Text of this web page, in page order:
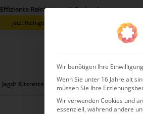
Effiziente Reinigung mit System!
jetzt Reinigungsdrohne anfragen!
Jagd/ Kitzretter Sets Vermessung &
Wir benötigen Ihre
Wenn Sie unter 16 Jahre alt
müssen Sie Ihre
Wir verwenden Cookies und
essenziell, während andere